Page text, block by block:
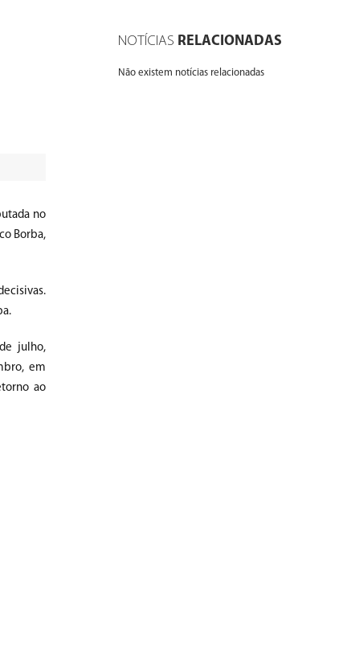
no
Borba,
julho,
em
ao
NOTÍCIAS RELACIONADAS
Não existem notícias relacionadas